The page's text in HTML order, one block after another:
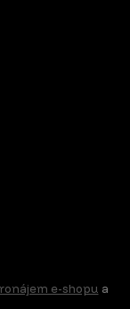
e-shopu a